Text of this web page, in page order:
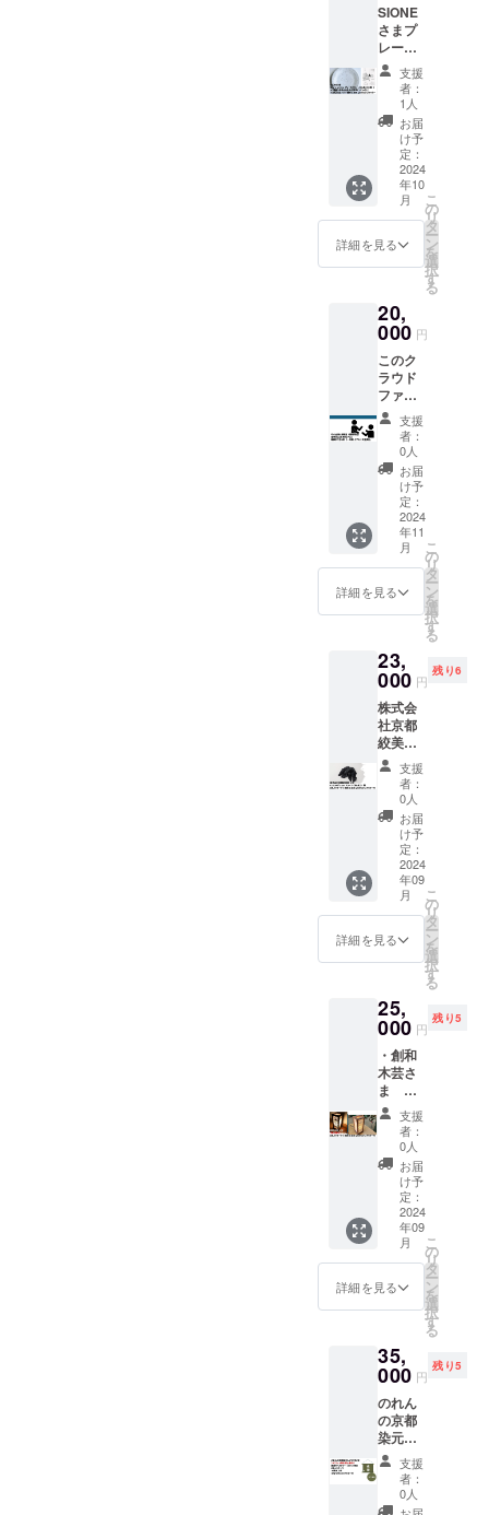
ぶこと
ができ
ません
ので、
あらか
じめご
了承く
ださ
い。 サ
イズ：
85ｍｍ
×85ｍｍ
×56
れてお
り、透
明感の
ある色
合いが
特徴で
す。ぜ
ひご支
援いた
だき、
この機
会に特
品を手
に入れ
クラウ
ドファ
ンディ
ング終
了に作
業に入
ります
のでご
了承く
ださ
い。 本
体 30
ｍｍ×20
ｍｍ×35
ｍｍ
使用し
て制作
されま
した。
ライン
の部分
には
パープ
ルハー
トが使
われて
おり、
な木工
技術を
プルな
がらも
高級感
のある
デザイ
ンに仕
上げら
れてい
ます。
手作り
ならで
はの温
かみと
自然素
材の美
際立つ
この名
ビジネ
スシー
ンでも
一目置
かれる
こと間
違いな
しで
す。限
定品と
して、
支援者
の皆様
にぜひ
お届け
逸品で
す。
10.5cm
×1.5cm
50mm
） 今回
の特製T
シャツ
は、琉
球藍を
使用
し、職
人が一
つ一つ
丁寧に
染め上
げた逸
品で
技術を
継承す
技に
よっ
て、綿
１０
０％自
然素材
の半袖
Ｔシャ
ツと植
物染料
の藍が
融合し
い青が
特徴で
縦ライ
ンの段
染めグ
ラデー
ション
に染め
上げら
れてお
り、独
特の深
みと美
しさを
持って
いま
す。サ
子供向
け
XXXLま
で選べ
ます。
この機
会に、
京都ほ
づ藍工
房の魅
力と伝
統工芸
の価値
を感じ
てくだ
さい。
・株式
会社
Qretho
nのス
テッ
カー
（ス
テッ
カーサ
イズ：
50mm×
50mm
） ・週
（ス
テッ
カーサ
イズ：
約
50mm×
50mm
） この
グラス
は透明
と不透
明とい
う双極
の表情
を巧み
に融合
させま
ラスの
清澄な
美しさ
を、そ
して不
透明部
分は陶
芸の温
かみあ
る風合
いを表
現して
いま
す。 下
部には
焼き色
を彷彿
デー
ション
が施さ
れ、同
じ色彩
を用い
ながら
も、各
グラス
がそれ
ぞれ固
有の色
柄を
持って
いま
の独特
な色合
楽しみ
いただ
ければ
幸いで
す。 サ
イズ約
12cm×
9cm ※
手作業
SIONE
さまプ
レート
(ML)：
わし座
とこと
座 Ⅰ ・
お礼の
動画
URLを
書いた
URL又
はQR
コード
を添付
いたし
・株式
会社
Qretho
nのス
テッ
カー
（ス
テッ
カーサ
イズ：
50mm×
50mm
） ・週
末工芸
ステッ
カー
イズ：
約
50mm×
50mm
）
Sione
さまか
ら、ク
ラウド
ファン
ディン
グ実施
時期の
夏を
テーマ
に、わ
し座と
レート
(ML)を
ご用意
いただ
きまし
た。織
姫と彦
星を
テーマ
に、一
つ一つ
丁寧に
手描き
された
ハンド
テッド
ライン
の星座
が一面
に描か
れ、1枚
で美し
く空間
を彩り
ます。
おもて
支援
者：
1人
お届
け予
定：
2024
年10
月
詳細を見る
こ
の
リ
タ
ー
ン
を
選
択
す
る
20,
000 円
このク
ラウド
ファン
ディン
グのリ
ターン
品とし
て、中
小企業
さま限
定で
「私と
仕事に
ついて
雑談が
できる
ご提供
しま
す。対
象は関
西周辺
（京
都、大
阪、兵
庫、奈
良、滋
賀、和
歌山）
のエリ
アにお
住まい
の方
で、リ
の1時間
を通じ
て、経
営の悩
みやビ
ジネス
アイデ
アの共
有な
ど、お
話を伺
いま
す。交
通費も
込み
で、追
加費用
は発生
考欄に
業種や
たい内
容、現
時点で
の課題
などを
簡単に
支援
者：
0人
お届
け予
定：
2024
年11
月
詳細を見る
こ
の
リ
タ
ー
ン
を
選
択
す
る
23,
000 円
残り6
株式会
社京都
絞美
京 さ
ま ・
KIZOM
É a.un
スカー
フ 〈き
ぎょ〉
・お礼
の動画
URLを
書いた
URL又
コード
を添付
いたし
ます。
・株式
会社
Qretho
nのス
テッ
カー
（ス
テッ
カーサ
イズ：
50mm×
50mm
カー
（ス
テッ
カーサ
イズ：
約
50mm×
50mm
支援
者：
0人
お届
け予
定：
2024
年09
月
詳細を見る
こ
の
リ
タ
ー
ン
を
選
択
す
る
25,
000 円
残り5
・創和
木芸さ
ま 小
型行灯
・お礼
の動画
URLを
書いた
URL又
はQR
コード
を添付
いたし
ます。
・株式
会社
nのス
テッ
カー
（ス
テッ
カーサ
イズ：
50mm×
50mm
支援
者：
0人
お届
け予
定：
2024
年09
月
詳細を見る
こ
の
リ
タ
ー
ン
を
選
択
す
る
35,
000 円
残り5
のれん
の京都
染元
しょう
び苑
さま ・
感謝タ
支援
者：
0人